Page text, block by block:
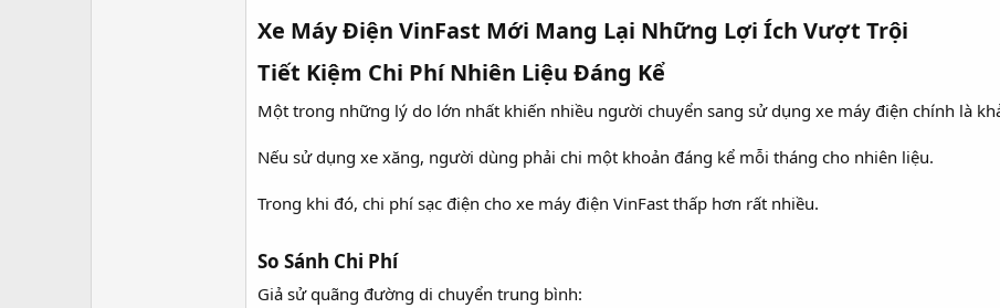
Xe Máy Điện VinFast Mới Mang Lại Những Lợi Ích Vượt Trội​
Tiết Kiệm Chi Phí Nhiên Liệu Đáng Kể​
Một trong những lý do lớn nhất khiến nhiều người chuyển sang sử dụng xe máy điện chính là
Nếu sử dụng xe xăng, người dùng phải chi một khoản đáng kể mỗi tháng cho nhiên liệu.
Trong khi đó, chi phí sạc điện cho xe máy điện VinFast thấp hơn rất nhiều.
So Sánh Chi Phí​
Giả sử quãng đường di chuyển trung bình: